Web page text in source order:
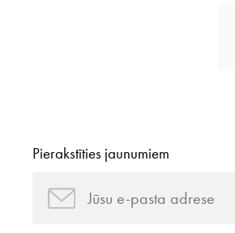
Pierakstīties jaunumiem